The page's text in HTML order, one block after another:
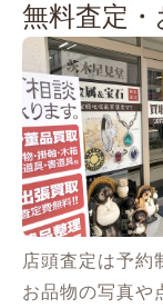
無料査定
店頭査定は予約
お品物の写真や